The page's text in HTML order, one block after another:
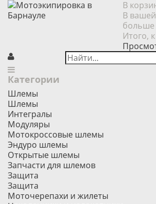
В
В
больше
Итого,
Категории
Шлемы
Шлемы
Интегралы
Модуляры
Мотокроссовые шлемы
Эндуро шлемы
Открытые шлемы
Запчасти для шлемов
Защита
Защита
Моточерепахи и жилеты